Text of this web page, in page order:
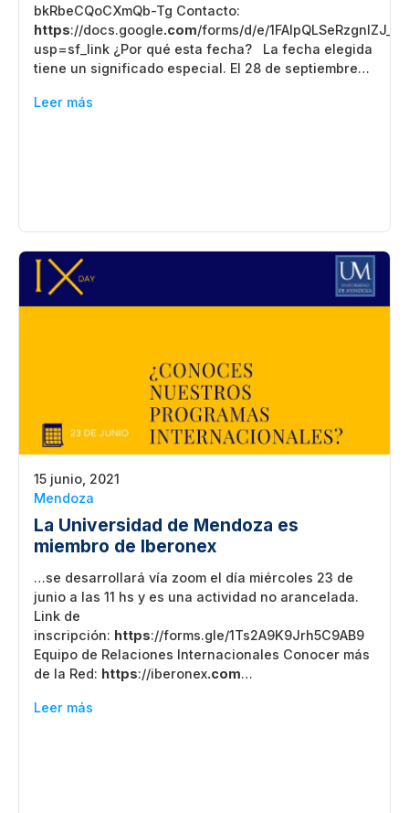
bkRbeCQoCXmQb-Tg Contacto:
https://docs.google.com/forms/d/e/
usp=sf_link ¿Por qué esta fecha? La fecha elegida
tiene un significado especial. El 28 de septiembre…
Leer más
15 junio, 2021
Mendoza
La Universidad de Mendoza es
miembro de Iberonex
…se desarrollará vía zoom el día miércoles 23 de
junio a las 11 hs y es una actividad no arancelada.
Link de
inscripción: https://forms.gle/1Ts2A9K9Jrh5C9AB9
Equipo de Relaciones Internacionales Conocer más
de la Red: https://iberonex.com…
Leer más